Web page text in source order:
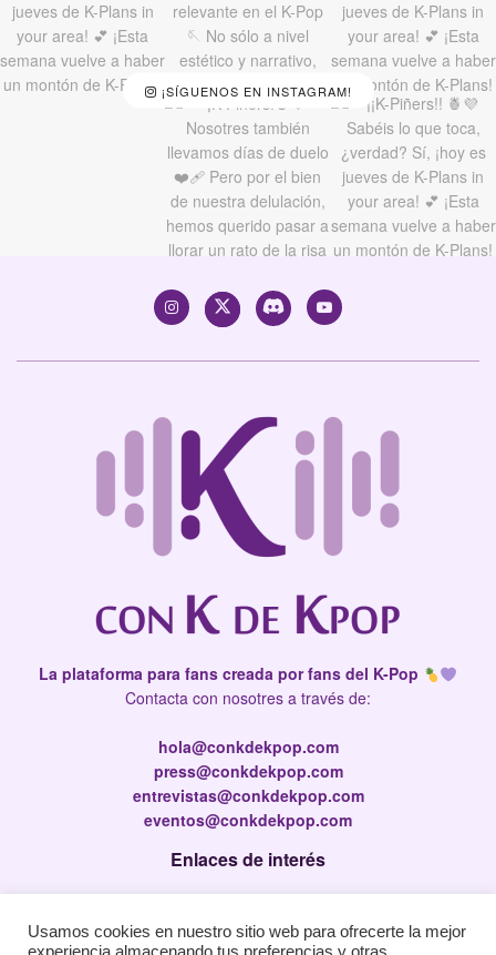
¡SÍGUENOS EN INSTAGRAM!
La plataforma para fans creada por fans del K-Pop
Contacta con nosotres a través de:
hola@conkdekpop.com
press@conkdekpop.com
entrevistas@conkdekpop.com
eventos@conkdekpop.com
Enlaces de interés
Política de privacidad
Usamos cookies en nuestro sitio web para ofrecerte la mejor